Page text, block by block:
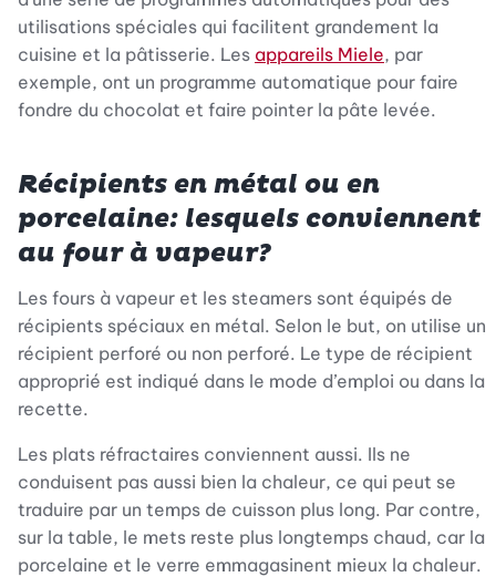
utilisations spéciales qui facilitent grandement la
cuisine et la pâtisserie. Les appareils Miele, par
exemple, ont un programme automatique pour faire
fondre du chocolat et faire pointer la pâte levée.
Récipients en métal ou en
porcelaine: lesquels conviennent
au four à vapeur?
Les fours à vapeur et les steamers sont équipés de
récipients spéciaux en métal. Selon le but, on utilise un
récipient perforé ou non perforé. Le type de récipient
approprié est indiqué dans le mode d’emploi ou dans la
recette.
Les plats réfractaires conviennent aussi. Ils ne
conduisent pas aussi bien la chaleur, ce qui peut se
traduire par un temps de cuisson plus long. Par contre,
sur la table, le mets reste plus longtemps chaud, car la
porcelaine et le verre emmagasinent mieux la chaleur.